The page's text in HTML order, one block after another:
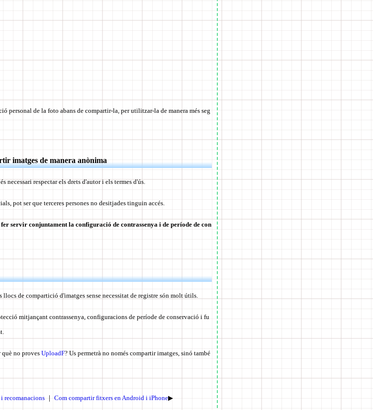
personal de la foto abans de compartir-la, per utilitzar-la de manera més seg
imatges de manera anònima
necessari respectar els drets d'autor i els termes d'ús.
pot ser que terceres persones no desitjades tinguin accés.
fer servir conjuntament la configuració de contrassenya i de període de con
de compartició d'imatges sense necessitat de registre són molt útils.
mitjançant contrassenya, configuracions de període de conservació i fu
no proves UploadF? Us permetrà no només compartir imatges, sinó també
recomanacions｜ Com compartir fitxers en Android i iPhone▶